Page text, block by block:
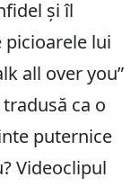
și îl
picioarele lui
all over you”
ca o
puternice
Videoclipul